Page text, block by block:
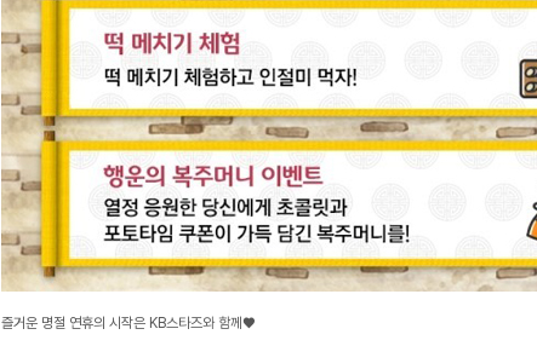
즐거운 명절 연휴의 시작은 KB스타즈와 함께♥